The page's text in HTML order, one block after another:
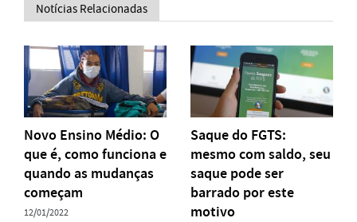
Notícias Relacionadas
Novo Ensino Médio: O
que é, como funciona e
quando as mudanças
começam
12/01/2022
Saque do FGTS:
mesmo com saldo, seu
saque pode ser
barrado por este
motivo